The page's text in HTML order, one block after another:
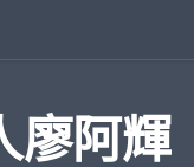
廖阿輝